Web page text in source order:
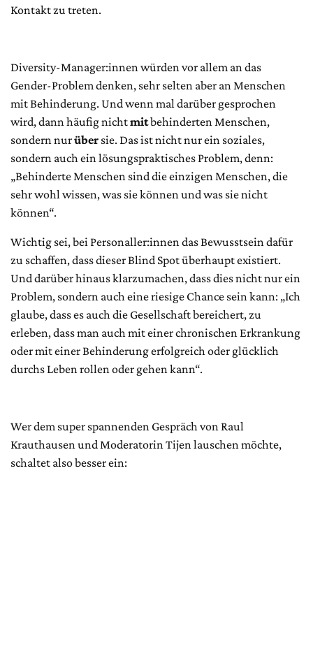
Kontakt zu treten.
Diversity-Manager:innen würden vor allem an das
Gender-Problem denken, sehr selten aber an Menschen
mit Behinderung. Und wenn mal darüber gesprochen
wird, dann häufig nichtmitbehinderten Menschen,
sondern nurüber sie. Das ist nicht nur ein soziales,
sondern auch ein lösungspraktisches Problem, denn:
„Behinderte Menschen sind die einzigen Menschen, die
sehr wohl wissen, was sie können und was sie nicht
können“.
Wichtig sei, bei Personaller:innen das Bewusstsein dafür
zu schaffen, dass dieser Blind Spot überhaupt existiert.
Und darüber hinaus klarzumachen, dass dies nicht nur ein
Problem, sondern auch eine riesige Chance sein kann: „Ich
glaube, dass es auch die Gesellschaft bereichert, zu
erleben, dass man auch mit einer chronischen Erkrankung
oder mit einer Behinderung erfolgreich oder glücklich
durchs Leben rollen oder gehen kann“.
Wer dem super spannenden Gespräch von Raul
Krauthausen und Moderatorin Tijen lauschen möchte,
schaltet also besser ein: